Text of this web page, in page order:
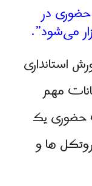
در
می‌شود”.
استانداری
مهم
حضوری یک
ها و